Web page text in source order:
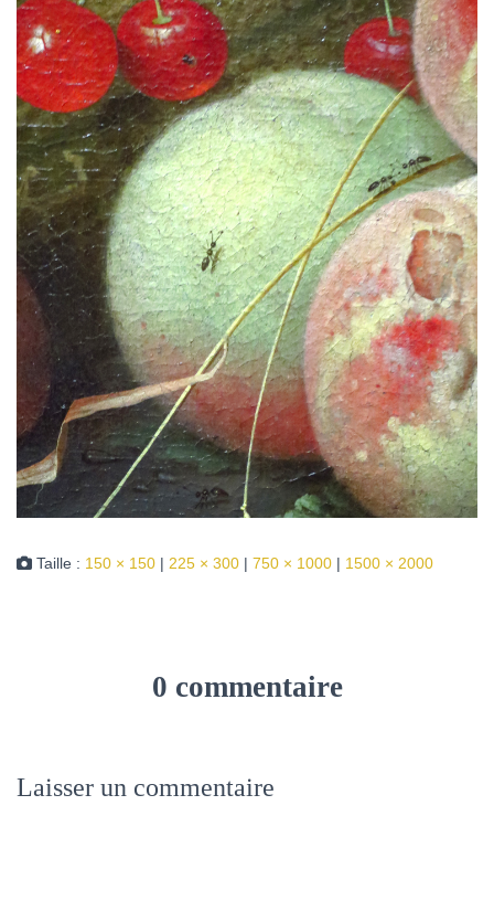
Taille : 150 × 150 | 225 × 300 | 750 × 1000 | 1500 × 2000
0 commentaire
Laisser un commentaire